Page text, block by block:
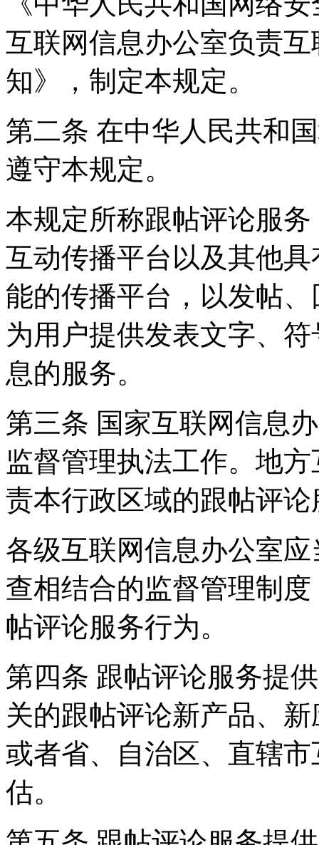
互联网信息办公室负责
知》，制定本规定。
第二条 在中华人民共和
遵守本规定。
本规定所称跟帖评论服
互动传播平台以及其他
能的传播平台，以发帖
为用户提供发表文字、
息的服务。
第三条 国家互联网信息
监督管理执法工作。地
责本行政区域的跟帖评
各级互联网信息办公室
查相结合的监督管理制
帖评论服务行为。
第四条 跟帖评论服务提
关的跟帖评论新产品、
或者省、自治区、直辖
估。